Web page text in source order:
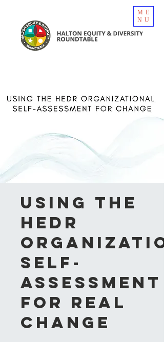
ME
NU
Using the
HEDR
Self-
Assessment
for Real
Change